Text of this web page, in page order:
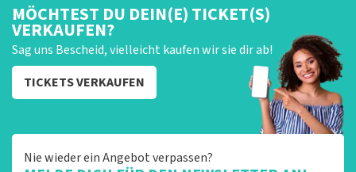
MÖCHTEST DU DEIN(E) TICKET(S)
VERKAUFEN?
Sag uns Bescheid, vielleicht kaufen wir sie dir ab!
TICKETS VERKAUFEN
Nie wieder ein Angebot verpassen?